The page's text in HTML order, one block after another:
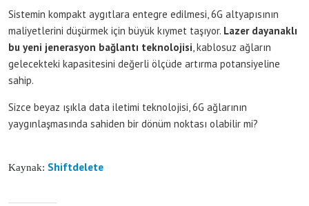
Sistemin kompakt aygıtlara entegre edilmesi, 6G altyapısının
maliyetlerini düşürmek için büyük kıymet taşıyor. Lazer dayanaklı
bu yeni jenerasyon bağlantı teknolojisi , kablosuz ağların
gelecekteki kapasitesini değerli ölçüde artırma potansiyeline
sahip.
Sizce beyaz ışıkla data iletimi teknolojisi, 6G ağlarının
yaygınlaşmasında sahiden bir dönüm noktası olabilir mi?
Kaynak: Shiftdelete